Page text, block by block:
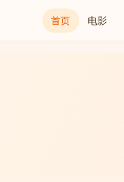
首页 电影